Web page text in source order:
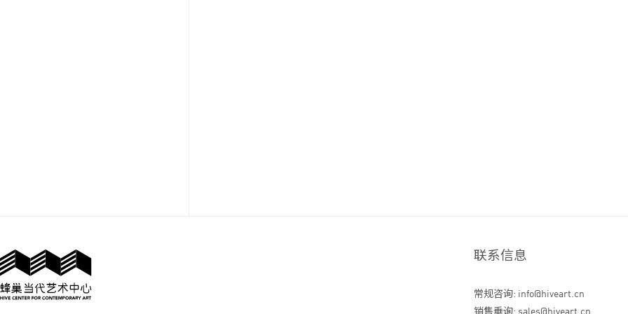
联系信息
常规咨询: info@hiveart.cn
销售垂询: sales@hiveart.cn